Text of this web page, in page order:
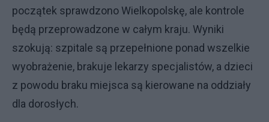
początek sprawdzono Wielkopolskę, ale kontrole
będą przeprowadzone w całym kraju. Wyniki
szokują: szpitale są przepełnione ponad wszelkie
wyobrażenie, brakuje lekarzy specjalistów, a dzieci
z powodu braku miejsca są kierowane na oddziały
dla dorosłych.